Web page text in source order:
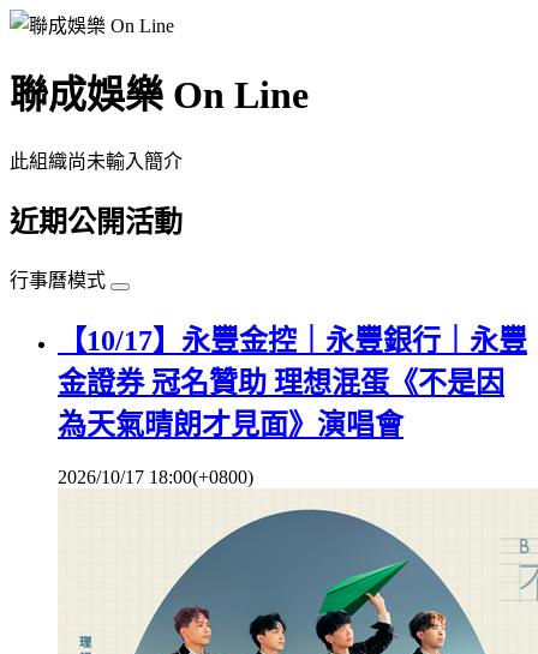
聯成娛樂 On Line
此組織尚未輸入簡介
近期公開活動
行事曆模式
【10/17】永豐金控｜永豐銀行｜永豐
金證券 冠名贊助 理想混蛋《不是因
為天氣晴朗才見面》演唱會
2026/10/17 18:00(+0800)